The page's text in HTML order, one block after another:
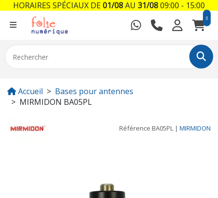
0
Accueil
Bases pour antennes
MIRMIDON BA05PL
Référence BA05PL | MIRMIDON
HORAIRES SPÉCIAUX DE01/08AU 31/0809:00 - 15:00